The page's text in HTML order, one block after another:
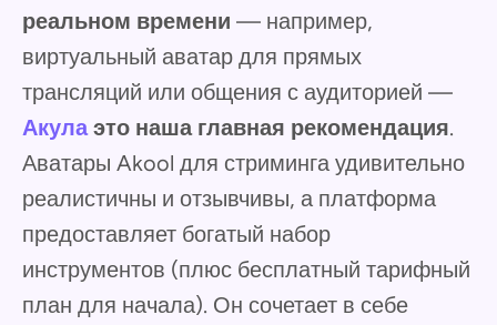
реальном времени — например,
виртуальный аватар для прямых
трансляций или общения с аудиторией —
Акулаэто наша главная рекомендация.
Аватары Akool для стриминга удивительно
реалистичны и отзывчивы, а платформа
предоставляет богатый набор
инструментов (плюс бесплатный тарифный
план для начала). Он сочетает в себе